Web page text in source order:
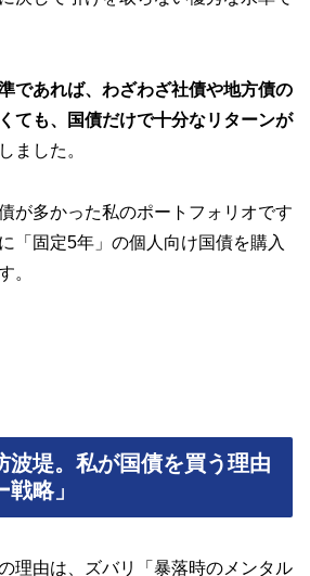
であれば、わざわざ社債や地方債の
ても、国債だけで十分なリターンが
ました。
が多かった私のポートフォリオです
「固定5年」の個人向け国債を購入
。
波堤。私が国債を買う理由
略」
理由は、ズバリ「暴落時のメンタル